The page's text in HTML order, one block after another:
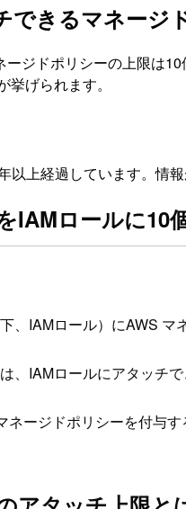
できるマネージ
ジドポリシーの上限は
げられます。
以上経過しています。情
IAMロールに10
、IAMロール）にAWS
、IAMロールにアタッチ
ージドポリシーを付与